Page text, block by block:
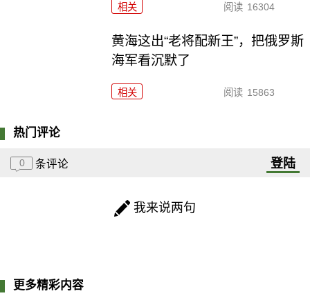
相关 阅读 16304
黄海这出“老将配新王”，把俄罗斯
海军看沉默了
相关 阅读 15863
热门评论
0 条评论 登陆
我来说两句
更多精彩内容